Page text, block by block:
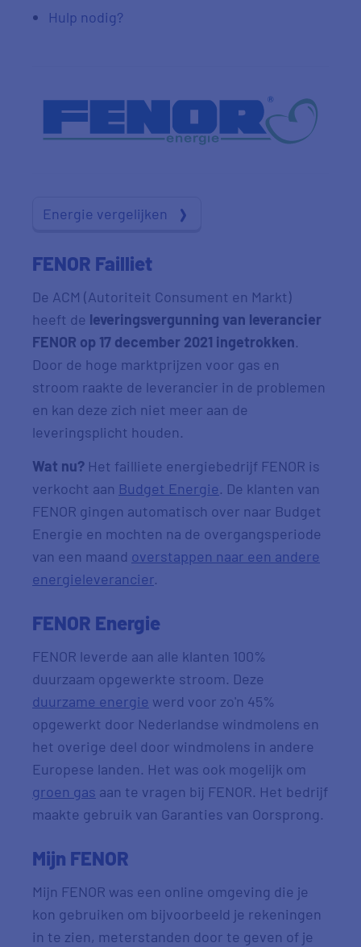
Hulp nodig?
Energie vergelijken
FENOR Failliet
De ACM (Autoriteit Consument en Markt)
heeft de leveringsvergunning van leverancier
FENOR op 17 december 2021 ingetrokken.
Door de hoge marktprijzen voor gas en
stroom raakte de leverancier in de problemen
en kan deze zich niet meer aan de
leveringsplicht houden.
Wat nu? Het failliete energiebedrijf FENOR is
verkocht aan Budget Energie. De klanten van
FENOR gingen automatisch over naar Budget
Energie en mochten na de overgangsperiode
van een maand overstappen naar een andere
energieleverancier.
FENOR Energie
FENOR leverde aan alle klanten 100%
duurzaam opgewerkte stroom. Deze
duurzame energie werd voor zo'n 45%
opgewerkt door Nederlandse windmolens en
het overige deel door windmolens in andere
Europese landen. Het was ook mogelijk om
groen gas aan te vragen bij FENOR. Het bedrijf
maakte gebruik van Garanties van Oorsprong.
Mijn FENOR
Mijn FENOR was een online omgeving die je
kon gebruiken om bijvoorbeeld je rekeningen
in te zien, meterstanden door te geven of je